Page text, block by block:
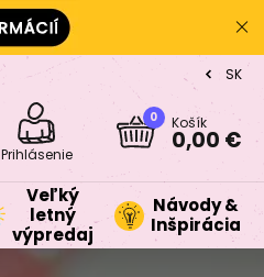
CZ
SK
Prihlásenie
0 Košík
0,00 €
Veľký
letný
výpredaj
Návody &
Inšpirácia